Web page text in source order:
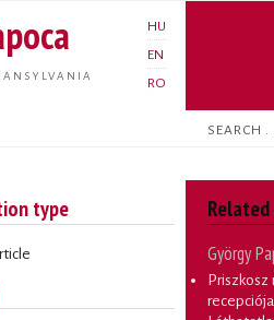
HU
EN
RO
Search
type
György